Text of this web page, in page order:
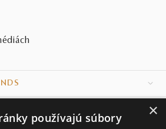
×
používajú súbory